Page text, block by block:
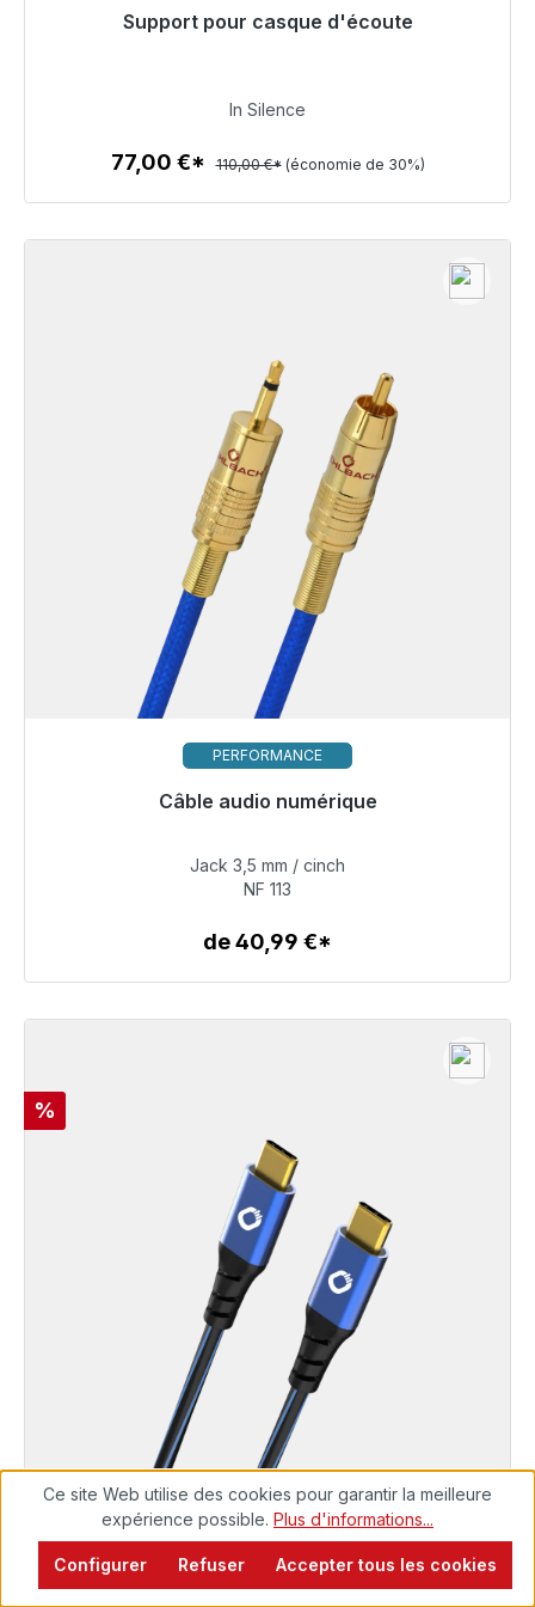
Support pour casque d'écoute
Prêt à être expédié, délai de livraison 48h*
Détails
In Silence
77,00 €* 110,00 €* (économie de 30%)
PERFORMANCE
Câble audio numérique
Prêt à être expédié, délai de livraison 48h*
98,00 €
Détails
Jack 3,5 mm / cinch
NF 113
de 40,99 €*
Réduction
%
USB TYPE-C® Cable
Prêt à être expédié, délai de livraison 48h*
Ce site Web utilise des cookies pour garantir la meilleure
expérience possible. Plus d'informations...
Refuser
Configurer Accepter tous les cookies